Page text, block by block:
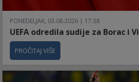
PONEDELJAK, 03.08.2026 | 17:38
UEFA odredila sudije za Borac i
PROČITAJ VIŠE